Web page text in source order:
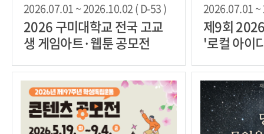
2026.07.01 ~ 2026.10.02 ( D-53 )
2026 구미대학교 전국 고교
생 게임아트·웹툰 공모전
2026.07.01 ~
제9회
'로컬 아이